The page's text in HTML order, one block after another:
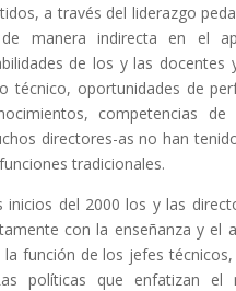
a través del liderazgo
manera indirecta en el
de los y las
técnico, oportunidades de
competencias
directores-as no han
tradicionales.
inicios del 2000 los y las
con la enseñanza y el
la función de los jefes
políticas que enfatizan